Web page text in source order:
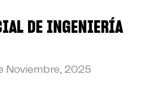
DE INGENIERÍA
Noviembre, 2025